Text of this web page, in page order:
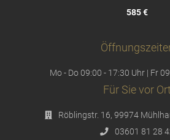
585 €
Mo - Do 09:00 - 17:30 Uhr | Fr
Für Sie vor Ort
Röblingstr. 16, 99974
03601 81 28